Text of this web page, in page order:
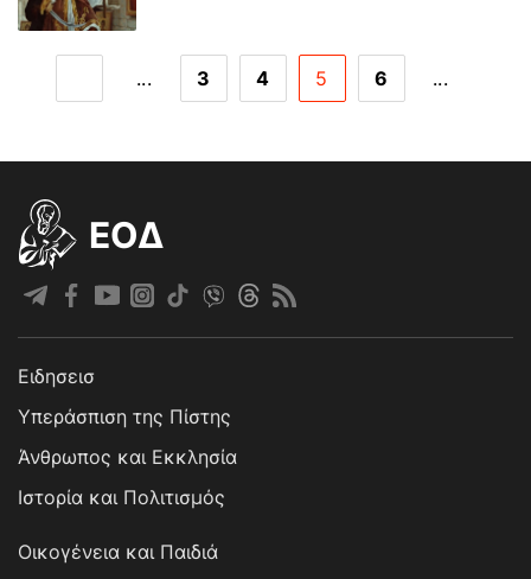
... 3 4 5 6 ...
EOΔ
Ειδησεισ
Υπεράσπιση της Πίστης
Άνθρωπος και Εκκλησία
Ιστορία και Πολιτισμός
Οικογένεια και Παιδιά